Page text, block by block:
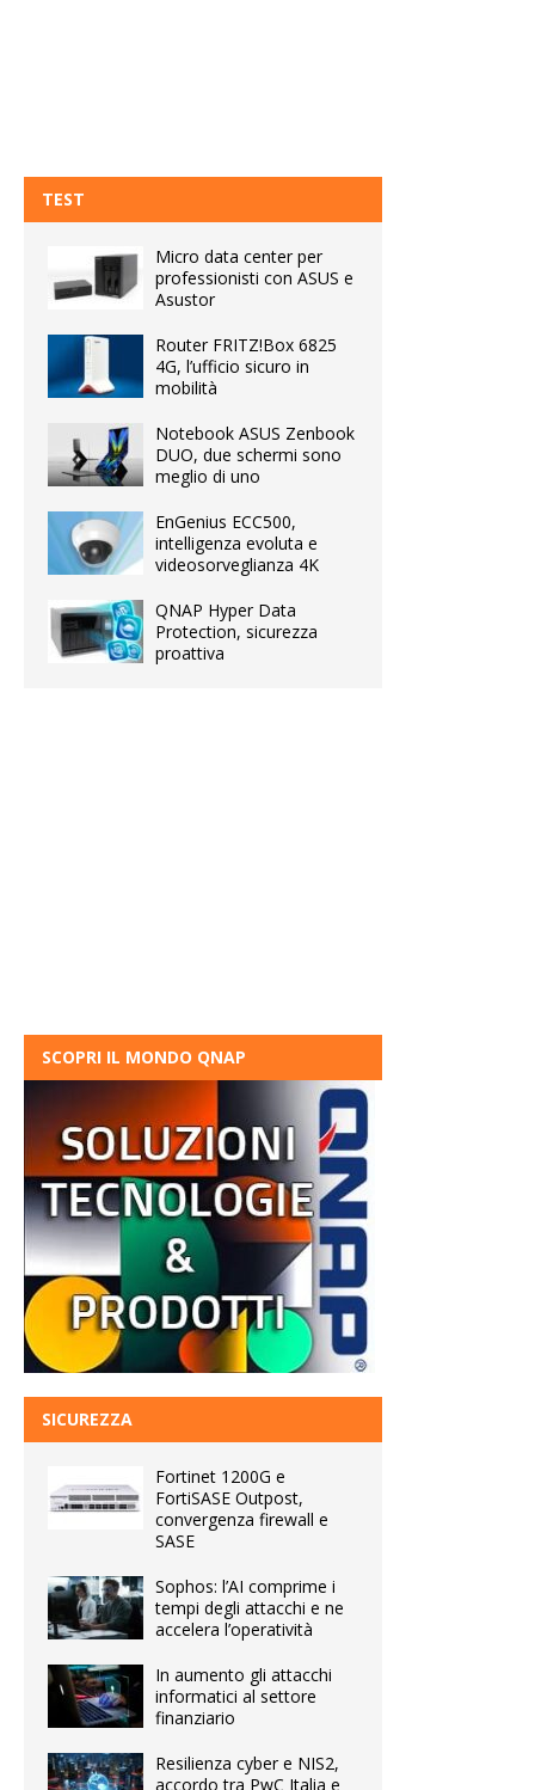
TEST
Micro data center per
professionisti con ASUS e
Asustor
Router FRITZ!Box 6825
4G, l’ufficio sicuro in
mobilità
Notebook ASUS Zenbook
DUO, due schermi sono
meglio di uno
EnGenius ECC500,
intelligenza evoluta e
videosorveglianza 4K
QNAP Hyper Data
Protection, sicurezza
proattiva
SCOPRI IL MONDO QNAP
SICUREZZA
Fortinet 1200G e
FortiSASE Outpost,
convergenza firewall e
SASE
Sophos: l’AI comprime i
tempi degli attacchi e ne
accelera l’operatività
In aumento gli attacchi
informatici al settore
finanziario
Resilienza cyber e NIS2,
accordo tra PwC Italia e